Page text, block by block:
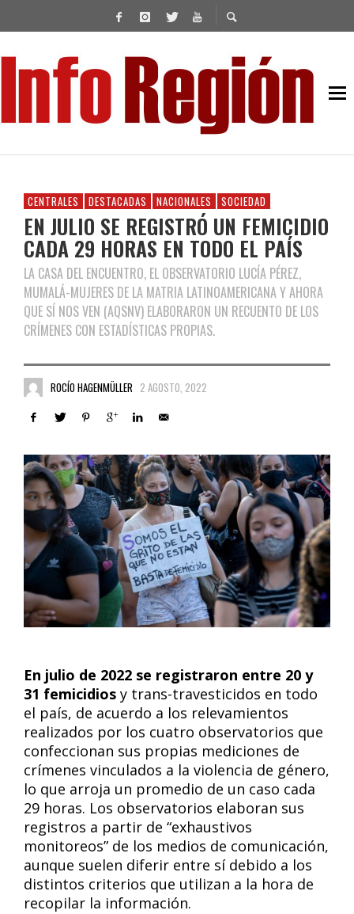
CENTRALES DESTACADAS NACIONALES SOCIEDAD
EN JULIO SE REGISTRÓ UN FEMICIDIO
CADA 29 HORAS EN TODO EL PAÍS
LA CASA DEL ENCUENTRO, EL OBSERVATORIO LUCÍA PÉREZ,
MUMALÁ-MUJERES DE LA MATRIA LATINOAMERICANA Y AHORA
QUE SÍ NOS VEN (AQSNV) ELABORARON UN RECUENTO DE LOS
CRÍMENES CON ESTADÍSTICAS PROPIAS.
ROCÍO HAGENMÜLLER 2 AGOSTO, 2022
En julio de 2022 se registraron entre 20 y
31 femicidios y trans-travesticidos en todo
el país, de acuerdo a los relevamientos
realizados por los cuatro observatorios que
confeccionan sus propias mediciones de
crímenes vinculados a la violencia de género,
lo que arroja un promedio de un caso cada
29 horas. Los observatorios elaboran sus
registros a partir de “exhaustivos
monitoreos” de los medios de comunicación,
aunque suelen diferir entre sí debido a los
distintos criterios que utilizan a la hora de
recopilar la información.